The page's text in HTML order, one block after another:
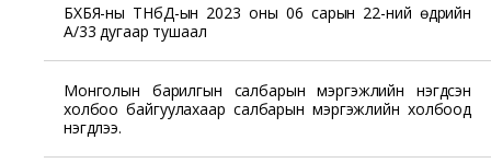
БХБЯ-ны ТНбД-ын 2023 оны 06 сарын 22-ний өдрийн
А/33 дугаар тушаал
Монголын барилгын салбарын мэргэжлийн нэгдсэн
холбоо байгуулахаар салбарын мэргэжлийн холбоод
нэгдлээ.